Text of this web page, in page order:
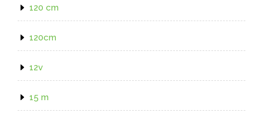
120 cm
120cm
12v
15 m